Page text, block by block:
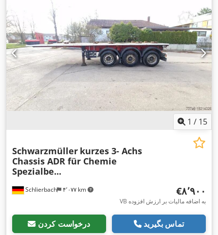
1 / 15
Schlierbach ۴٬۰۷۷ km
Schwarzmüller kurzes 3- Achs
Chassis ADR für Chemie
Spezialbe...
‎€۸٬۹۰۰
VB به اضافه مالیات بر ارزش افزوده
درخواست کردن تماس بگیرید